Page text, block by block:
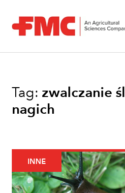
Tag: zwalczanie
nagich
INNE